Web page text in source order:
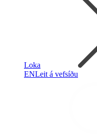
Loka
ENLeit á vefsíðu